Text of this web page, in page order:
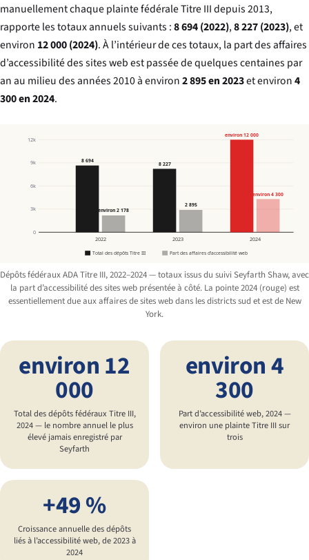
manuellement chaque plainte fédérale Titre III depuis 2013,
rapporte les totaux annuels suivants :8 694 (2022),8 227 (2023), et
environ 12 000 (2024). À l’intérieur de ces totaux, la part des affaires
d’accessibilité des sites web est passée de quelques centaines par
an au milieu des années 2010 à environ2 895 en 2023et environ4
300 en 2024.
12k
9k
6k
3k
0
8 694
environ 2 178
8 227
2 895
environ 12 000
environ 4 300
2022 2023 2024
Total des dépôts Titre III Part des affaires d’accessibilité web
Dépôts fédéraux ADA Titre III, 2022–2024 — totaux issus du suivi Seyfarth Shaw, avec
la part d’accessibilité des sites web présentée à côté. La pointe 2024 (rouge) est
essentiellement due aux affaires de sites web dans les districts sud et est de New
York.
environ 12
000
Total des dépôts fédéraux Titre III,
2024 — le nombre annuel le plus
élevé jamais enregistré par
Seyfarth
environ 4
300
Part d’accessibilité web, 2024 —
environ une plainte Titre III sur
trois
+49 %
Croissance annuelle des dépôts
liés à l’accessibilité web, de 2023 à
2024